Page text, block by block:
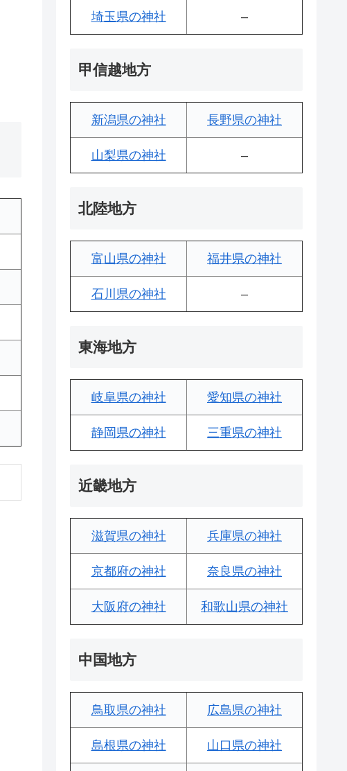
埼玉県の神社 –
甲信越地方
新潟県の神社 長野県の神社
山梨県の神社 –
北陸地方
富山県の神社 福井県の神社
石川県の神社 –
東海地方
岐阜県の神社 愛知県の神社
静岡県の神社 三重県の神社
近畿地方
滋賀県の神社 兵庫県の神社
京都府の神社 奈良県の神社
大阪府の神社 和歌山県の神社
中国地方
鳥取県の神社 広島県の神社
島根県の神社 山口県の神社